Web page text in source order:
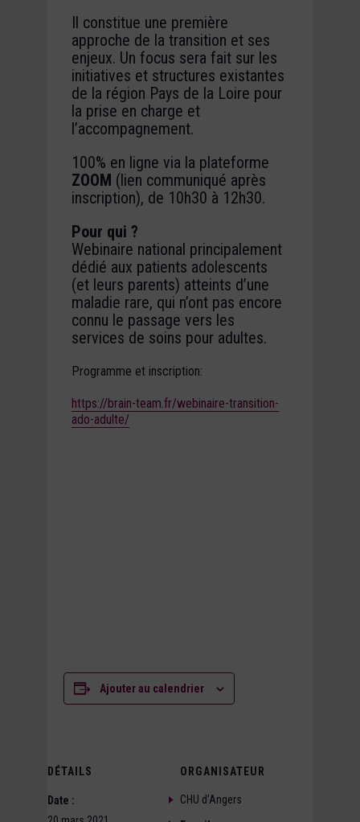
Il constitue une première
approche de la transition et ses
enjeux. Un focus sera fait sur les
initiatives et structures existantes
de la région Pays de la Loire pour
la prise en charge et
l’accompagnement.
100% en ligne via la plateforme
ZOOM (lien communiqué après
inscription), de 10h30 à 12h30.
Pour qui ?
Webinaire national principalement
dédié aux patients adolescents
(et leurs parents) atteints d’une
maladie rare, qui n’ont pas encore
connu le passage vers les
services de soins pour adultes.
Programme et inscription:
https://brain-team.fr/webinaire-transition-
ado-adulte/
Ajouter au calendrier
DÉTAILS
Date :
ORGANISATEUR
CHU d’Angers